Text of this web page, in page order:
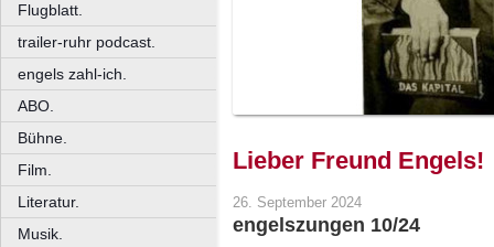
Flugblatt.
trailer-ruhr podcast.
engels zahl-ich.
ABO.
Bühne.
Film.
Literatur.
Musik.
Lieber Freund Engels!
26. September 2024
engelszungen 10/24